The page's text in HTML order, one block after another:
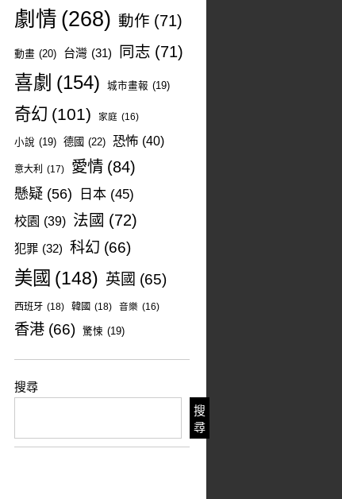
劇情 (268) 動作 (71)
動畫 (20) 台灣 (31) 同志 (71)
喜劇 (154) 城市畫報 (19)
奇幻 (101) 家庭 (16)
小說 (19) 德國 (22) 恐怖 (40)
意大利 (17) 愛情 (84)
懸疑 (56) 日本 (45)
校園 (39) 法國 (72)
犯罪 (32) 科幻 (66)
美國 (148) 英國 (65)
西班牙 (18) 韓國 (18) 音樂 (16)
香港 (66) 驚悚 (19)
搜尋
搜
尋